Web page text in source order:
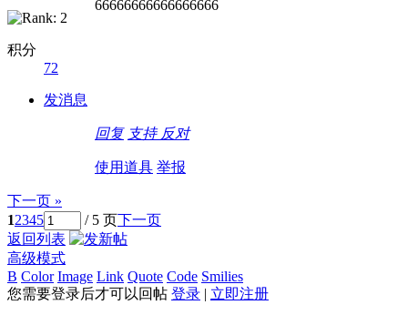
积分
72
发消息
66666666666666666
回复 支持 反对
使用道具 举报
下一页 »
12345 / 5 页下一页
返回列表
高级模式
B Color Image Link Quote Code Smilies
您需要登录后才可以回帖 登录 | 立即注册